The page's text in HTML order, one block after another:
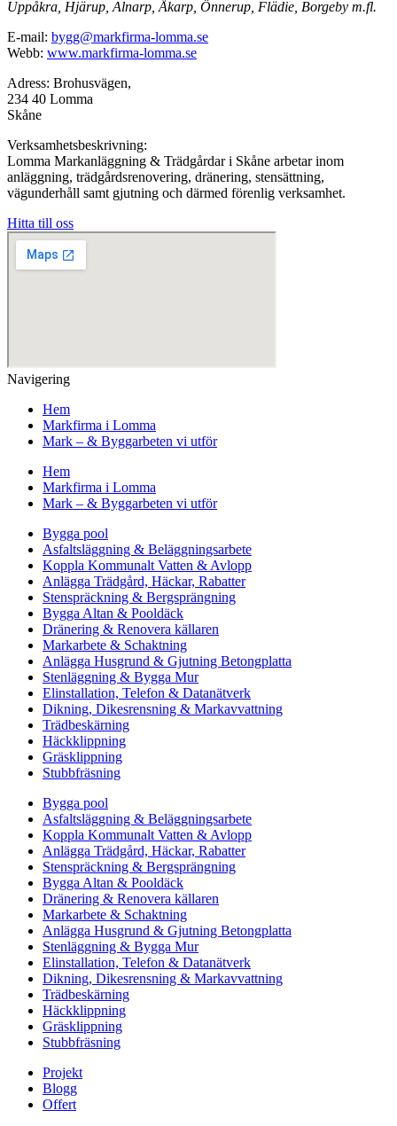
Uppåkra, Hjärup, Alnarp, Åkarp, Önnerup, Flädie, Borgeby m.fl.
E-mail: bygg@markfirma-lomma.se
Webb: www.markfirma-lomma.se
Adress: Brohusvägen,
234 40 Lomma
Skåne
Verksamhetsbeskrivning:
Lomma Markanläggning & Trädgårdar i Skåne arbetar inom
anläggning, trädgårdsrenovering, dränering, stensättning,
vägunderhåll samt gjutning och därmed förenlig verksamhet.
Hitta till oss
Navigering
Hem
Markfirma i Lomma
Mark – & Byggarbeten vi utför
Hem
Markfirma i Lomma
Mark – & Byggarbeten vi utför
Bygga pool
Asfaltsläggning & Beläggningsarbete
Koppla Kommunalt Vatten & Avlopp
Anlägga Trädgård, Häckar, Rabatter
Stenspräckning & Bergsprängning
Bygga Altan & Pooldäck
Dränering & Renovera källaren
Markarbete & Schaktning
Anlägga Husgrund & Gjutning Betongplatta
Stenläggning & Bygga Mur
Elinstallation, Telefon & Datanätverk
Dikning, Dikesrensning & Markavvattning
Trädbeskärning
Häckklippning
Gräsklippning
Stubbfräsning
Bygga pool
Asfaltsläggning & Beläggningsarbete
Koppla Kommunalt Vatten & Avlopp
Anlägga Trädgård, Häckar, Rabatter
Stenspräckning & Bergsprängning
Bygga Altan & Pooldäck
Dränering & Renovera källaren
Markarbete & Schaktning
Anlägga Husgrund & Gjutning Betongplatta
Stenläggning & Bygga Mur
Elinstallation, Telefon & Datanätverk
Dikning, Dikesrensning & Markavvattning
Trädbeskärning
Häckklippning
Gräsklippning
Stubbfräsning
Projekt
Blogg
Offert